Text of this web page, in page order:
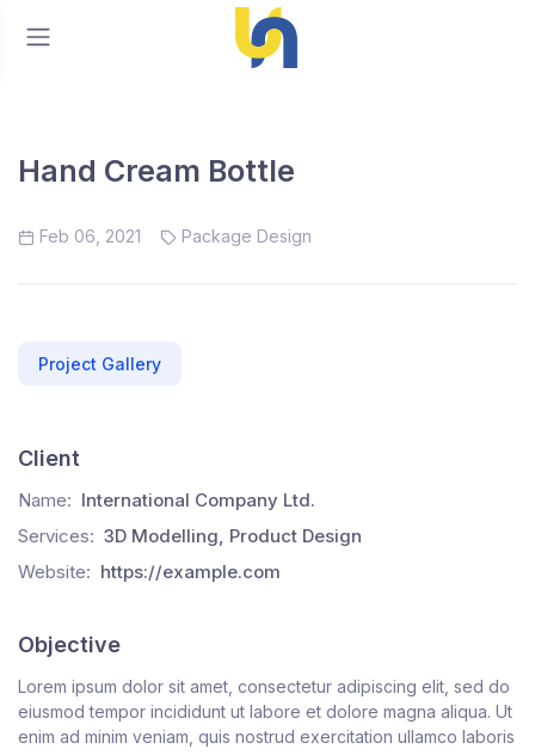
Hand Cream Bottle
Feb 06, 2021 Package Design
Project Gallery
Client
Name: International Company Ltd.
Services: 3D Modelling, Product Design
Website: https://example.com
Objective
Lorem ipsum dolor sit amet, consectetur adipiscing elit, sed do
eiusmod tempor incididunt ut labore et dolore magna aliqua. Ut
enim ad minim veniam, quis nostrud exercitation ullamco laboris